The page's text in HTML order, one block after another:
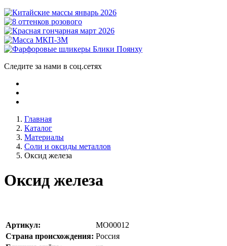
Следите за нами в соц.сетях
Главная
Каталог
Материалы
Соли и оксиды металлов
Оксид железа
Оксид железа
Артикул:
MO00012
Страна происхождения: Россия